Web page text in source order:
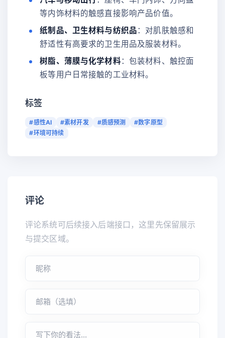
等内饰材料的触感直接影响产品价值。
纸制品、卫生材料与纺织品：对肌肤触感和
舒适性有高要求的卫生用品及服装材料。
树脂、薄膜与化学材料：包装材料、触控面
板等用户日常接触的工业材料。
标签
#感性AI #素材开发 #质感预测
#数字原型
#环境可持续
评论
评论系统可后续接入后端接口，这里先保留展示
与提交区域。